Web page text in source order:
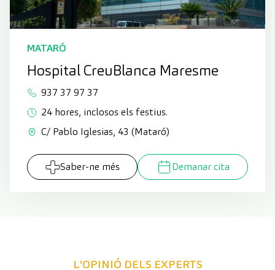
MATARÓ
Hospital CreuBlanca Maresme
937 37 97 37
24 hores, inclosos els festius.
C/ Pablo Iglesias, 43 (Mataró)
Saber-ne més Demanar cita
L'OPINIÓ DELS EXPERTS